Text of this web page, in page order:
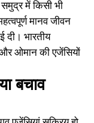
समुद्र में किसी भी
मानव जीवन
दी। भारतीय
और ओमान की एजेंसियों
बचाव